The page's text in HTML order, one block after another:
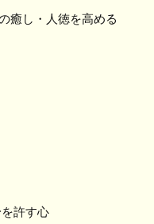
癒し・人徳を高める
許す心